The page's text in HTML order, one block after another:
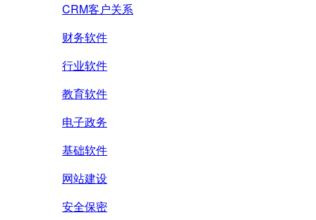
CRM客户关系
财务软件
行业软件
教育软件
电子政务
基础软件
网站建设
安全保密